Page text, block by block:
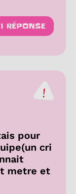
1 RÉPONSE
pour
cri
metre et